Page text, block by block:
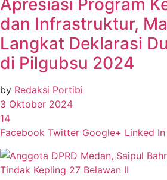
Apresiasi Program
dan Infrastruktur,
Langkat Deklarasi
di Pilgubsu 2024
by Redaksi Portibi
3 Oktober 2024
14
Facebook Twitter Google+ Linked In